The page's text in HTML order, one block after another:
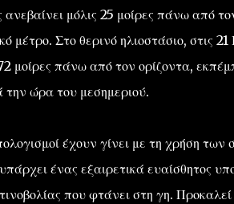
ανεβαίνει μόλις 25 μοίρες πάνω από
μέτρο. Στο θερινό ηλιοστάσιο, στις
μοίρες πάνω από τον ορίζοντα,
την ώρα του μεσημεριού.
έχουν γίνει με τη χρήση
ένας εξαιρετικά ευαίσθητος
που φτάνει στη γη.